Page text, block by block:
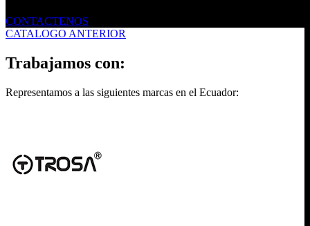
CONTACTENOS
CATALOGO ANTERIOR
Trabajamos con:
Representamos a las siguientes marcas en el Ecuador: